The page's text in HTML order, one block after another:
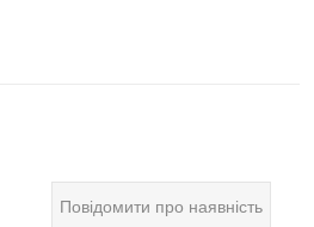
Повідомити про наявність